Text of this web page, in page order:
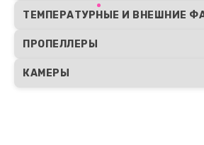
ТЕМПЕРАТУРНЫЕ И ВНЕШНИЕ
ПРОПЕЛЛЕРЫ
КАМЕРЫ